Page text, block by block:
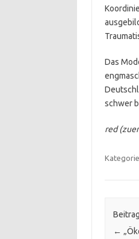
Das
schwer
red
←